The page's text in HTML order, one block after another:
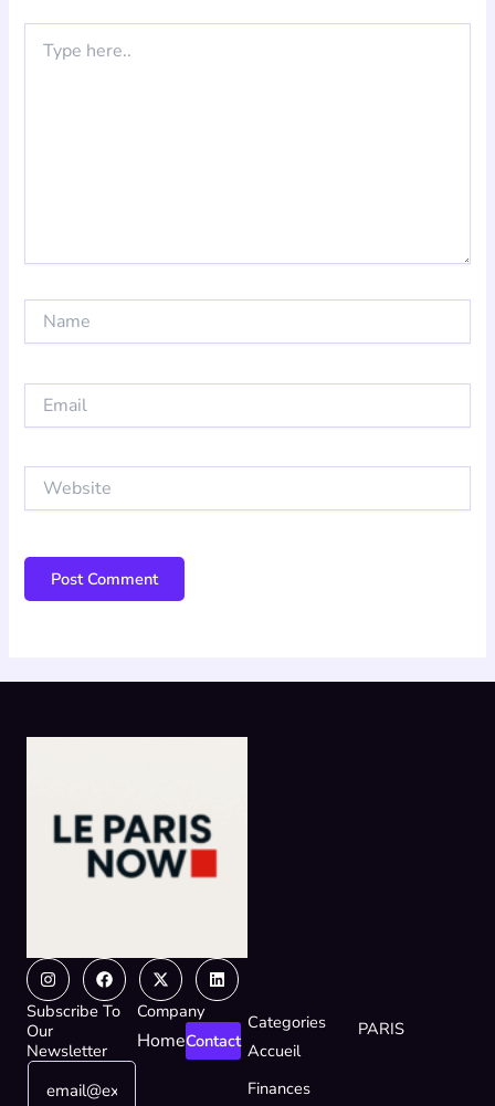
here..
Website
InstagramFacebook
X-
twitter
Linkedin
Subscribe To
Our
Newsletter
EE
Company
HomeContact
Categories
Accueil
Finances
PARIS